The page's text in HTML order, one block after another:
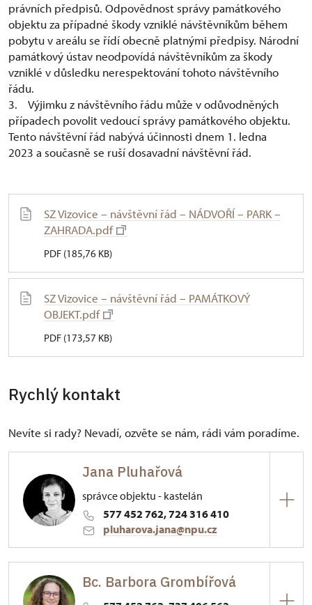
právních předpisů. Odpovědnost správy památkového
objektu za případné škody vzniklé návštěvníkům během
pobytu v areálu se řídí obecně platnými předpisy. Národní
památkový ústav neodpovídá návštěvníkům za škody
vzniklé v důsledku nerespektování tohoto návštěvního
řádu.
3. Výjimku z návštěvního řádu může v odůvodněných
případech povolit vedoucí správy památkového objektu.
Tento návštěvní řád nabývá účinnosti dnem 1. ledna
2023 a současně se ruší dosavadní návštěvní řád.
SZ Vizovice – návštěvní řád – NÁDVOŘÍ – PARK –
ZAHRADA.pdf
PDF (185,76 KB)
SZ Vizovice – návštěvní řád – PAMÁTKOVÝ
OBJEKT.pdf
PDF (173,57 KB)
Rychlý kontakt
Nevíte si rady? Nevadí, ozvěte se nám, rádi vám poradíme.
Jana Pluhařová
správce objektu - kastelán
577 452 762, 724 316 410
pluharova.jana@npu.cz
Palackého nám. 376/, Vizovice 76312
Bc. Barbora Grombířová